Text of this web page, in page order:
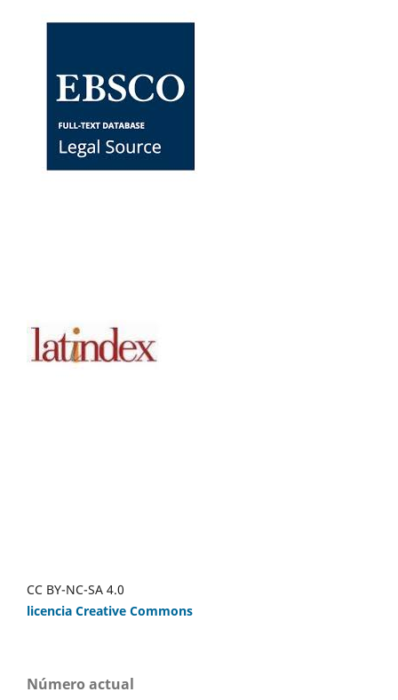
CC BY-NC-SA 4.0
licencia Creative Commons
Número actual